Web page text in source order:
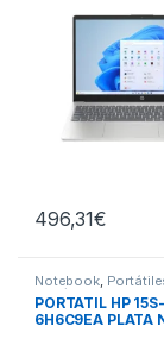
496,31€
Notebook,
portátiles
PORTATIL HP
6H6C9EA PLATA